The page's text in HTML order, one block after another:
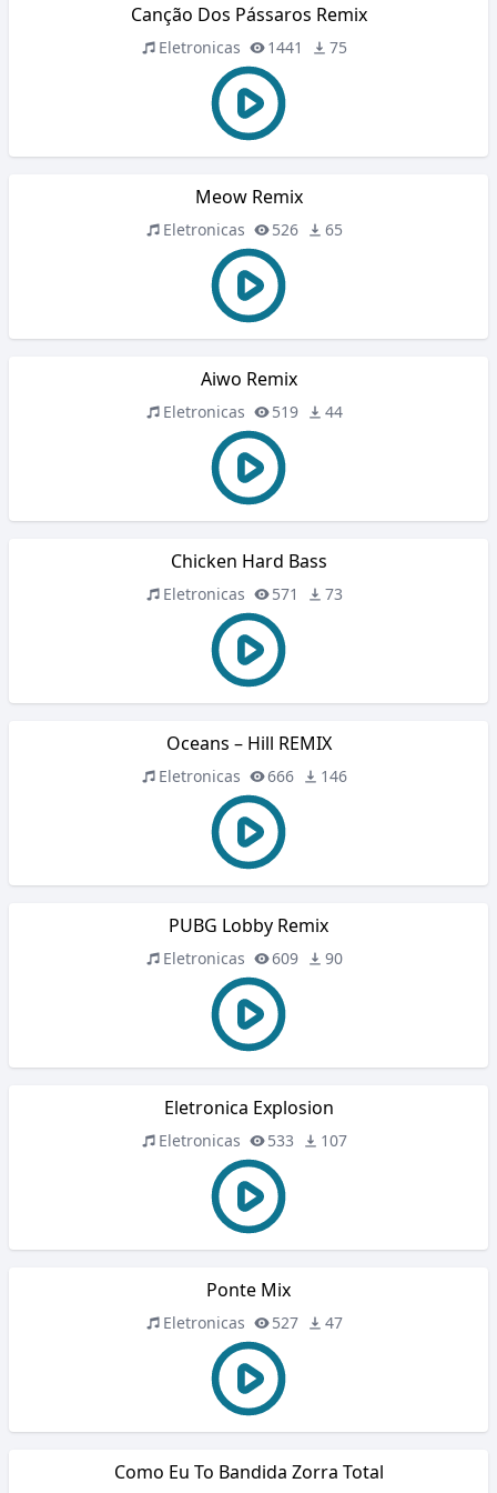
Canção Dos Pássaros Remix
Eletronicas 1441 75
Meow Remix
Eletronicas 526 65
Aiwo Remix
Eletronicas 519 44
Chicken Hard Bass
Eletronicas 571 73
Oceans – Hill REMIX
Eletronicas 666 146
PUBG Lobby Remix
Eletronicas 609 90
Eletronica Explosion
Eletronicas 533 107
Ponte Mix
Eletronicas 527 47
Como Eu To Bandida Zorra Total